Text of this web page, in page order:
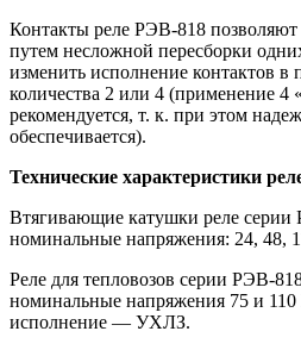
Контакты реле РЭВ-818 позволяют
путем несложной пересборки
изменить исполнение контактов в
количества 2 или 4 (применение 4
рекомендуется, т. к. при этом
обеспечивается).
Технические характеристики
Втягивающие катушки реле серии
номинальные напряжения: 24, 48,
Реле для тепловозов серии РЭВ-
номинальные напряжения 75 и 110
исполнение — УХЛЗ.